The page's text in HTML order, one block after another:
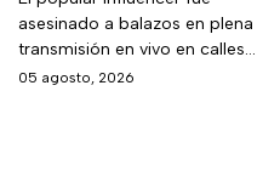
asbesto y no inflamable.
pistas que investigan
tras el asesinato del
influencer
asesinado a balazos en plena
transmisión en vivo en calles
de Culiacán, Sinaloa.
05 agosto, 2026